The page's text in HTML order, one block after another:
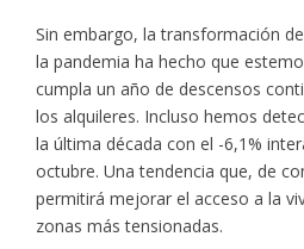
Sin embargo, la transformación
la pandemia ha hecho que
cumpla un año de descensos
los alquileres. Incluso hemos
la última década con el -6,1%
octubre. Una tendencia que, de
permitirá mejorar el acceso a la
zonas más tensionadas.